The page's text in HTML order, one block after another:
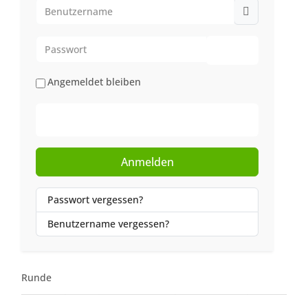
Angemeldet bleiben
Anmelden
Passwort vergessen?
Benutzername vergessen?
Runde